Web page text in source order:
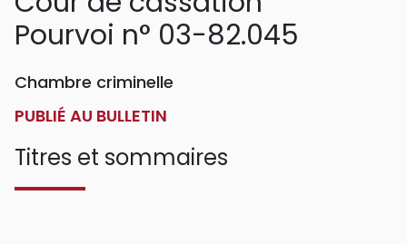
Pourvoi n° 03-82.045
Chambre criminelle
PUBLIÉ AU BULLETIN
Titres et sommaires